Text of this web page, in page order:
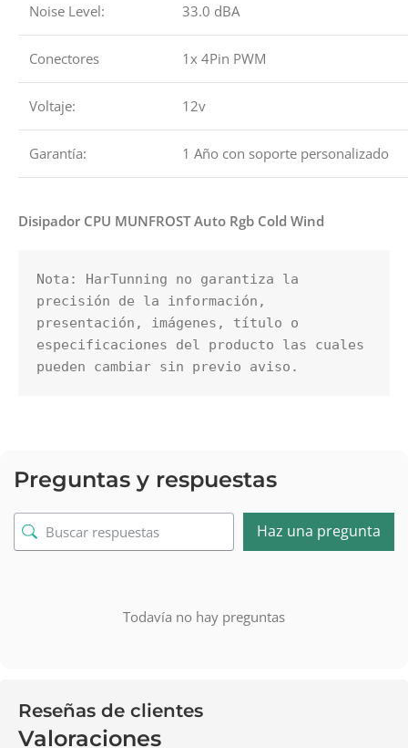
Noise Level: 33.0 dBA
Conectores 1x 4Pin PWM
Voltaje: 12v
Garantía: 1 Año con soporte personalizado
Disipador CPU MUNFROST Auto Rgb Cold Wind
Nota: HarTunning no garantiza la
precisión de la información,
presentación, imágenes, título o
especificaciones del producto las cuales
pueden cambiar sin previo aviso.
Preguntas y respuestas
Haz una pregunta
Todavía no hay preguntas
Reseñas de clientes
Valoraciones